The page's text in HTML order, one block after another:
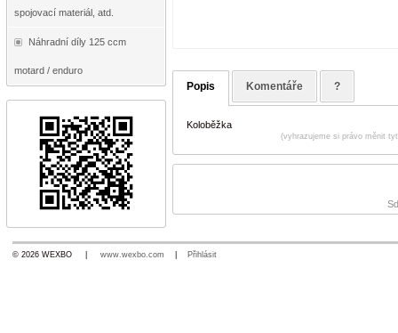
spojovací materiál, atd.
Náhradní díly 125 ccm
motard / enduro
Popis Komentáře ?
Koloběžka
(vyhrazujeme si právo měnit
© 2026 WEXBO | www.wexbo.com Přihlásit